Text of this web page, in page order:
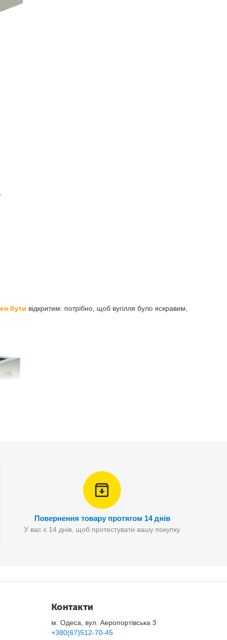
бути відкритим: потрібно, щоб вугілля було яскравим,
Повернення товару протягом 14 днів
У вас є 14 днів, щоб протестувати вашу покупку
Контакти
м. Одеса, вул. Аеропортівська 3
+380(67)512-70-45